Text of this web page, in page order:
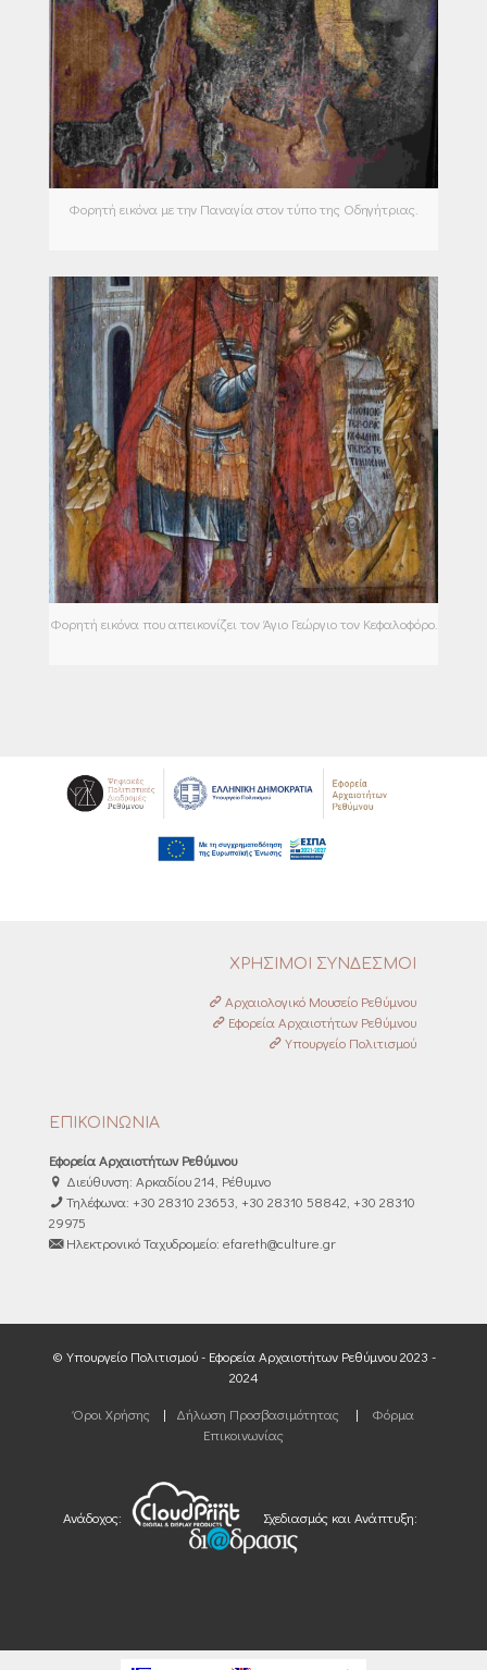
Φορητή εικόνα με την Παναγία στον τύπο της Οδηγήτριας.
Φορητή εικόνα που απεικονίζει τον Άγιο Γεώργιο τον Κεφαλοφόρο.
ΧΡΗΣΙΜΟΙ ΣΥΝΔΕΣΜΟΙ
Αρχαιολογικό Μουσείο Ρεθύμνου
Εφορεία Αρχαιοτήτων Ρεθύμνου
Υπουργείο Πολιτισμού
ΕΠΙΚΟΙΝΩΝΙΑ
Εφορεία Αρχαιοτήτων Ρεθύμνου
Διεύθυνση: Αρκαδίου 214, Ρέθυμνο
Τηλέφωνα: +30 28310 23653, +30 28310 58842, +30 28310
29975
Ηλεκτρονικό Ταχυδρομείο: efareth@culture.gr
© Υπουργείο Πολιτισμού - Εφορεία Αρχαιοτήτων Ρεθύμνου 2023 -
2024
Όροι Χρήσης
| Δήλωση Προσβασιμότητας |
Φόρμα
Επικοινωνίας
Ανάδοχος: Σχεδιασμός και Ανάπτυξη: